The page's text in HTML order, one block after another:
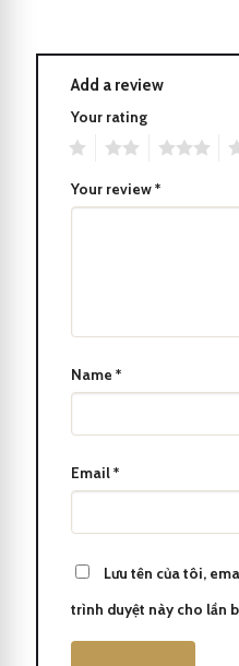
mọi nơi.
Sở hữu bút này, bạn sẽ thấy
hiện sự chuyên nghiệp.
tiện ích của nó.
năng được ưa chuộng bởi
Add a review
Your rating
Your review*
Name *
Email*
Lưu tên của tôi,
trình duyệt này cho lần